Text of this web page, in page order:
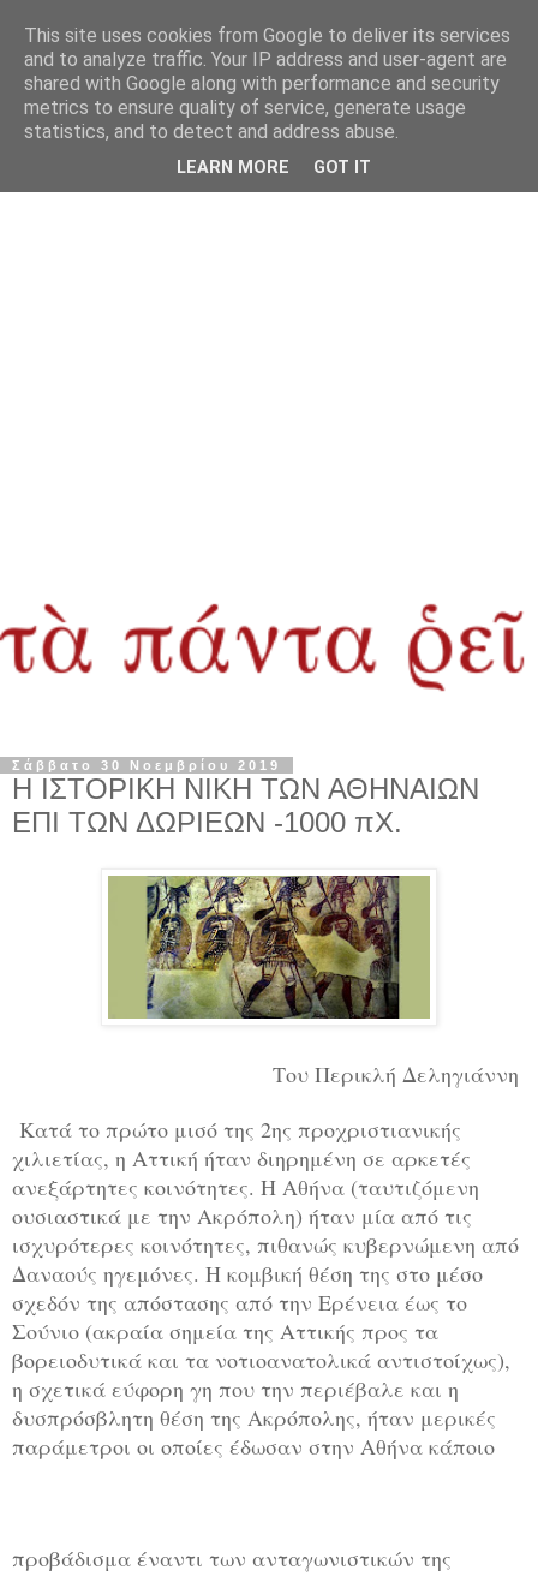
Σάββατο 30 Νοεμβρίου 2019
Η ΙΣΤΟΡΙΚΗ ΝΙΚΗ ΤΩΝ ΑΘΗΝΑΙΩΝ
ΕΠΙ ΤΩΝ ΔΩΡΙΕΩΝ -1000 πΧ.
Του Περικλή Δεληγιάννη
Κατά το πρώτο μισό της 2ης προχριστιανικής
χιλιετίας, η Αττική ήταν διηρημένη σε αρκετές
ανεξάρτητες κοινότητες. Η Αθήνα (ταυτιζόμενη
ουσιαστικά με την Ακρόπολη) ήταν μία από τις
ισχυρότερες κοινότητες, πιθανώς κυβερνώμενη από
Δαναούς ηγεμόνες. Η κομβική θέση της στο μέσο
σχεδόν της απόστασης από την Ερένεια έως το
Σούνιο (ακραία σημεία της Αττικής προς τα
βορειοδυτικά και τα νοτιοανατολικά αντιστοίχως),
η σχετικά εύφορη γη που την περιέβαλε και η
δυσπρόσβλητη θέση της Ακρόπολης, ήταν μερικές
παράμετροι οι οποίες έδωσαν στην Αθήνα κάποιο
προβάδισμα έναντι των ανταγωνιστικών της
This site uses cookies from Google to deliver its services
and to analyze traffic. Your IP address and user-agent are
shared with Google along with performance and security
metrics to ensure quality of service, generate usage
statistics, and to detect and address abuse.
LEARN MORE GOT IT